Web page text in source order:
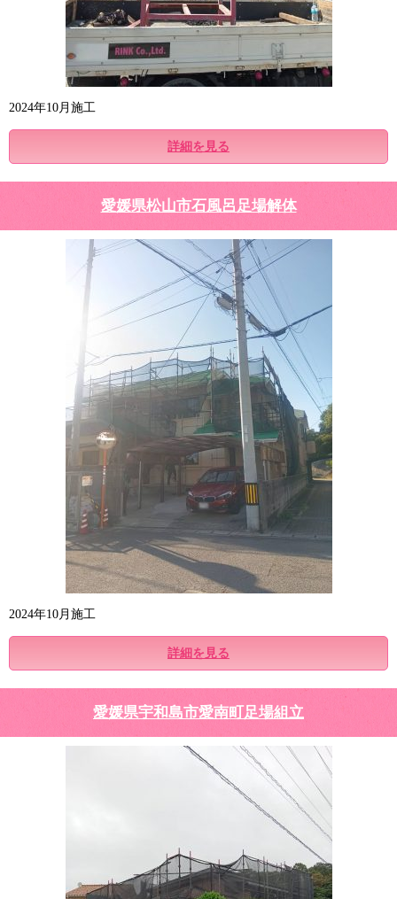
2024年10月施工
詳細を見る
愛媛県松山市石風呂足場解体
2024年10月施工
詳細を見る
愛媛県宇和島市愛南町足場組立